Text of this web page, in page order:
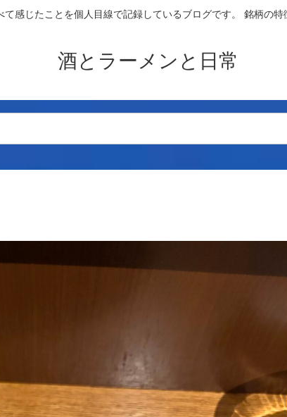
感じたことを個人目線で記録しているブログです。 銘柄の
酒とラーメンと日常